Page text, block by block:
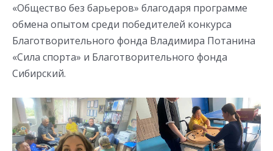
«Общество без барьеров» благодаря программе
обмена опытом среди победителей конкурса
Благотворительного фонда Владимира Потанина
«Сила спорта» и Благотворительного фонда
Сибирский.